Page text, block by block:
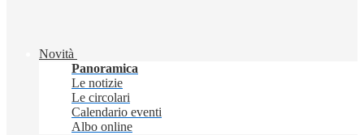
Novità
Panoramica
Le notizie
Le circolari
Calendario eventi
Albo online